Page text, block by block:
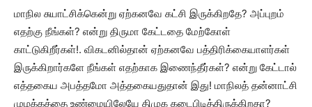
மாநில சுயாட்சிக்கென்று ஏற்கனவே கட்சி இருக்கிறதே? அப்புறம்
எதற்கு நீங்கள்? என்று திருமா கேட்டதை மேற்கோள்
காட்டுகிறீர்கள்!. விகடனில்தான் ஏற்கனவே பத்திரிக்கையாளர்கள்
இருக்கிறார்களே நீங்கள் எதற்காக இணைந்தீர்கள்? என்று கேட்டால்
எத்தகைய அபத்தமோ அத்தகையதுதான் இது! மாநிலத் தன்னாட்சி
முழக்கத்தை உண்மையிலேயே திமுக கடைபிடித்திருக்கிறதா?